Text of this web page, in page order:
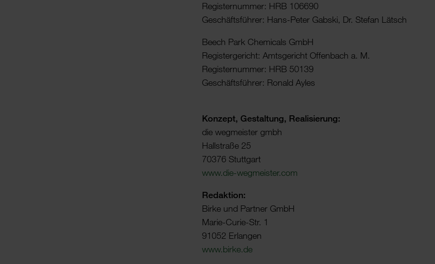
Regis­ter­nummer: HRB 106690
Geschäfts­führer: Hans-Peter Gabski, Dr. Stefan Lätsch
Beech Park Chemi­cals GmbH
Regis­ter­ge­richt: Amts­ge­richt Offen­bach a. M.
Regis­ter­nummer: HRB 50139
Geschäfts­führer: Ronald Ayles
Konzept, Gestal­tung, Reali­sie­rung:
die wegmeister gmbh
Hall­straße 25
70376 Stutt­gart
www.die-wegmeister.com
Redak­tion:
Birke und Partner GmbH
Marie-Curie-Str. 1
91052 Erlangen
www.birke.de